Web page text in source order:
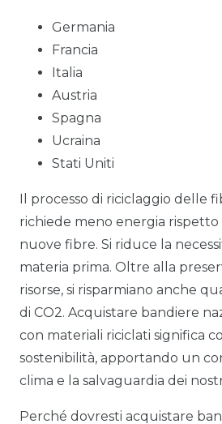
Germania
Francia
Italia
Austria
Spagna
Ucraina
Stati Uniti
Il processo di riciclaggio delle
richiede meno energia
nuove fibre. Si riduce la
materia prima. Oltre alla
risorse, si risparmiano anche
di CO2. Acquistare bandiere
con materiali riciclati significa
sostenibilità, apportando un
clima e la salvaguardia dei
Perché dovresti acquistare